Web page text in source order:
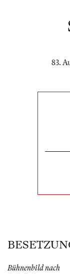
83.
Bühnenbild nach